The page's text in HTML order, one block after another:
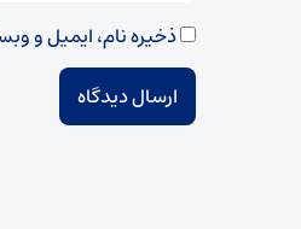
ذخیره نام، ایمیل و